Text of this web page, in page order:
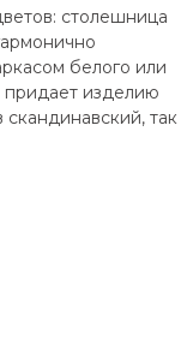
столешница
белого или
изделию
скандинавский, так
как элемент